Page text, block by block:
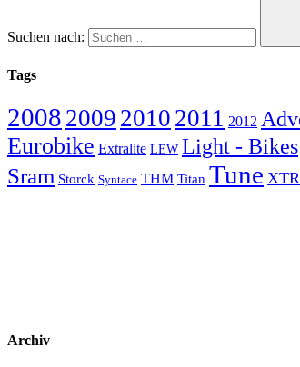
Suchen nach:
Tags
2008 2009 2010 2011 2012
Eurobike Extralite LEW Light - Bikes
Sram Storck Syntace THM Titan Tune XTR
Archiv